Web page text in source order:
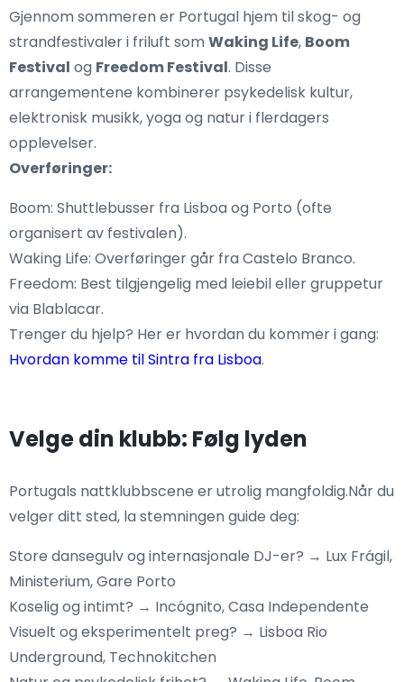
Gjennom sommeren er Portugal hjem til skog- og
strandfestivaler i friluft somWaking Life, Boom
Festival og Freedom Festival. Disse
arrangementene kombinerer psykedelisk kultur,
elektronisk musikk, yoga og natur i flerdagers
opplevelser.
Overføringer:
Boom: Shuttlebusser fra Lisboa og Porto (ofte
organisert av festivalen).
Waking Life: Overføringer går fra Castelo Branco.
Freedom: Best tilgjengelig med leiebil eller gruppetur
via Blablacar.
Trenger du hjelp? Her er hvordan du kommer i gang:
Hvordan komme til Sintra fra Lisboa.
Velge din klubb: Følg lyden
Portugals nattklubbscene er utrolig mangfoldig.Når du
velger ditt sted, la stemningen guide deg:
Store dansegulv og internasjonale DJ-er? → Lux Frágil,
Ministerium, Gare Porto
Koselig og intimt? → Incógnito, Casa Independente
Visuelt og eksperimentelt preg? → Lisboa Rio
Underground, Technokitchen